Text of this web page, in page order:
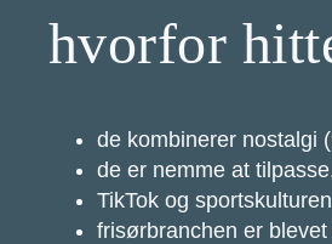
hvorfor
de kombinerer nostalgi
de er nemme at
TikTok og
frisørbranchen er